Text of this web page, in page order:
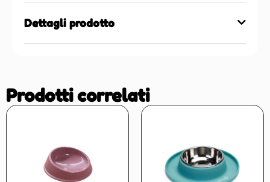
Dettagli prodotto
Prodotti correlati